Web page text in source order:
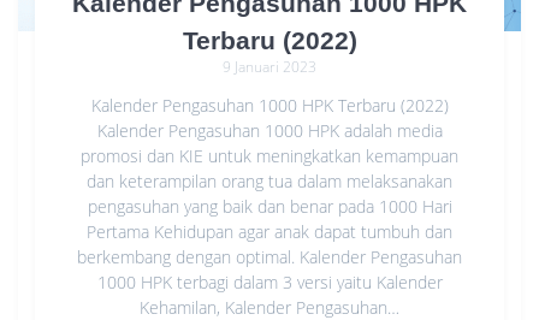
Terbaru (2022)
9 Januari 2023
Kalender Pengasuhan 1000 HPK Terbaru (2022)
Kalender Pengasuhan 1000 HPK adalah media
promosi dan KIE untuk meningkatkan kemampuan
dan keterampilan orang tua dalam melaksanakan
pengasuhan yang baik dan benar pada 1000 Hari
Pertama Kehidupan agar anak dapat tumbuh dan
berkembang dengan optimal. Kalender Pengasuhan
1000 HPK terbagi dalam 3 versi yaitu Kalender
Kehamilan, Kalender Pengasuhan…